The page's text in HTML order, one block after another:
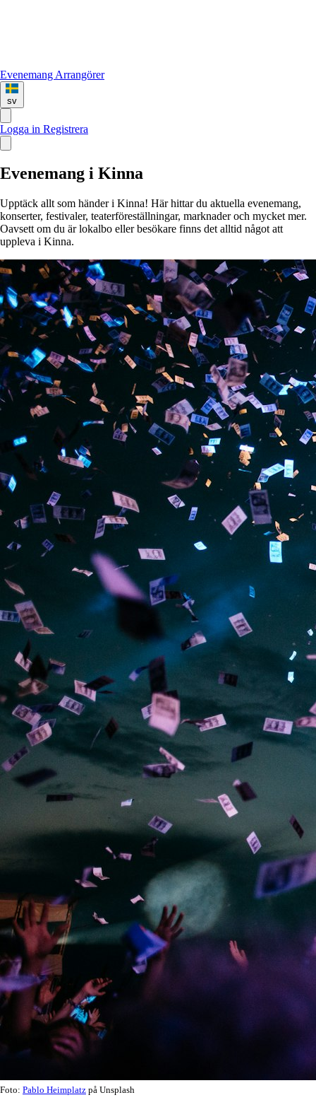
Evenemang Arrangörer
sv
Logga in Registrera
Evenemang i Kinna
Upptäck allt som händer i Kinna! Här hittar du aktuella evenemang,
konserter, festivaler, teaterföreställningar, marknader och mycket mer.
Oavsett om du är lokalbo eller besökare finns det alltid något att
uppleva i Kinna.
Foto: Pablo Heimplatz på Unsplash